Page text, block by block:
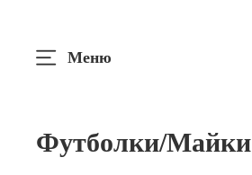
Меню
Футболки/Майки